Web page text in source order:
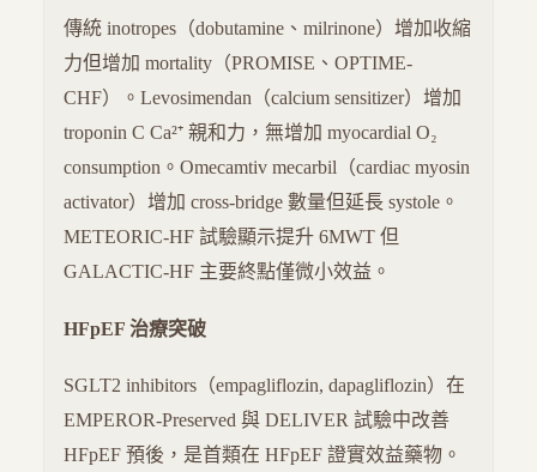
傳統 inotropes（dobutamine、milrinone）增加收縮
力但增加 mortality（PROMISE、OPTIME-
CHF）。Levosimendan（calcium sensitizer）增加
troponin C Ca²⁺ 親和力，無增加 myocardial O₂
consumption。Omecamtiv mecarbil（cardiac myosin
activator）增加 cross-bridge 數量但延長 systole。
METEORIC-HF 試驗顯示提升 6MWT 但
GALACTIC-HF 主要終點僅微小效益。
HFpEF 治療突破
SGLT2 inhibitors（empagliflozin, dapagliflozin）在
EMPEROR-Preserved 與 DELIVER 試驗中改善
HFpEF 預後，是首類在 HFpEF 證實效益藥物。